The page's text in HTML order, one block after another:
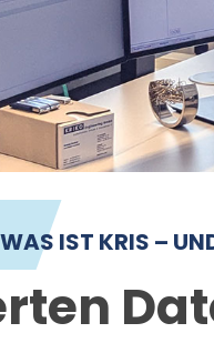
WAS IST KRIS –